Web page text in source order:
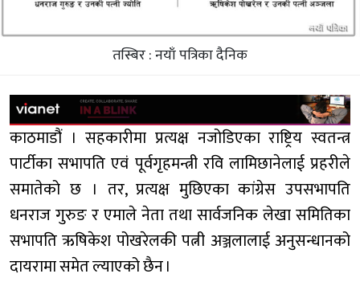
तस्बिर : नयाँ पत्रिका दैनिक
काठमाडौं । सहकारीमा प्रत्यक्ष नजोडिएका राष्ट्रिय स्वतन्त्र
पार्टीका सभापति एवं पूर्वगृहमन्त्री रवि लामिछानेलाई प्रहरीले
समातेको छ । तर, प्रत्यक्ष मुछिएका कांग्रेस उपसभापति
धनराज गुरुङ र एमाले नेता तथा सार्वजनिक लेखा समितिका
सभापति ऋषिकेश पोखरेलकी पत्नी अञ्जलालाई अनुसन्धानको
दायरामा समेत ल्याएको छैन ।